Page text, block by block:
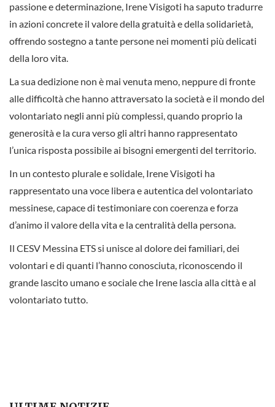
passione e determinazione, Irene Visigoti ha saputo tradurre
in azioni concrete il valore della gratuità e della solidarietà,
offrendo sostegno a tante persone nei momenti più delicati
della loro vita.
La sua dedizione non è mai venuta meno, neppure di fronte
alle difficoltà che hanno attraversato la società e il mondo del
volontariato negli anni più complessi, quando proprio la
generosità e la cura verso gli altri hanno rappresentato
l’unica risposta possibile ai bisogni emergenti del territorio.
In un contesto plurale e solidale, Irene Visigoti ha
rappresentato una voce libera e autentica del volontariato
messinese, capace di testimoniare con coerenza e forza
d’animo il valore della vita e la centralità della persona.
Il CESV Messina ETS si unisce al dolore dei familiari, dei
volontari e di quanti l’hanno conosciuta, riconoscendo il
grande lascito umano e sociale che Irene lascia alla città e al
volontariato tutto.